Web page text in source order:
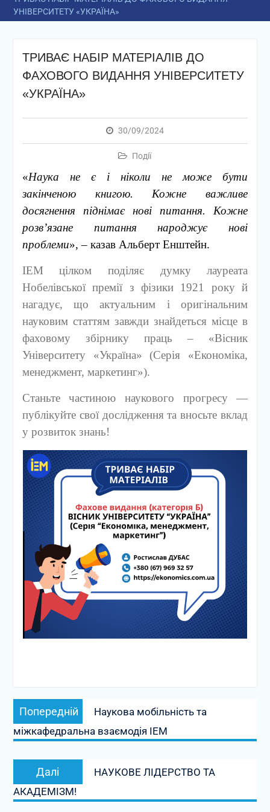
УНІВЕРСИТЕТУ «УКРАЇНА»
ТРИВАЄ НАБІР МАТЕРІАЛІВ ДО
ФАХОВОГО ВИДАННЯ УНІВЕРСИТЕТУ
«УКРАЇНА»
30/09/2024
Події
«Наука не є і ніколи не може бути
закінченою книгою. Кожне важливе
досягнення піднімає нові питання. Кожне
розв’язане питання народжує нові
проблеми», – казав Альберт Енштейн.
ІЕМ цілком поділяє думку лауреата
Нобелівської премії з фізики 1921 року й
нагадує, що актуальним і оригінальним
науковим статтям завжди знайдеться місце в
фаховому збірнику праць – «Вісник
Університету «Україна» (Серія «Економіка,
менеджмент, маркетинг»).
Станьте частиною наукового прогресу —
публікуйте свої дослідження та вносьте вклад
у розвиток знань!
Навігація
записів
Попередній
запис:
Наукова мобільність та
міжкафедральна взаємодія ІЕМ
Далі
запис:
НАУКОВЕ ЛІДЕРСТВО ТА
АКАДЕМІЗМ!